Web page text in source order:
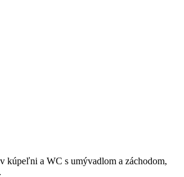
kúpeľni a WC s umývadlom a záchodom,